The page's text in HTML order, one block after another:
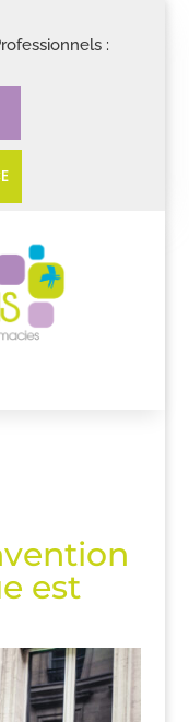
:
est